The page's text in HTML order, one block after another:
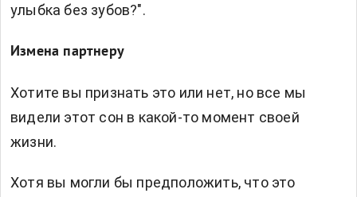
улыбка без зубов?".
Измена партнеру
Хотите вы признать это или нет, но все мы
видели этот сон в какой-то момент своей
жизни.
Хотя вы могли бы предположить, что это